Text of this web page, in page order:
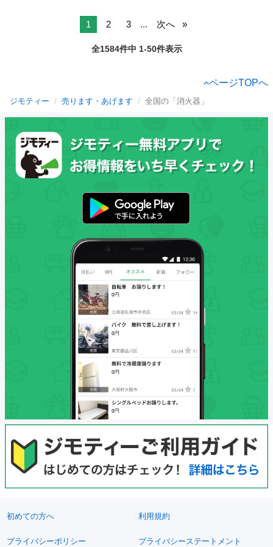
1 2 3 ... 次へ
全1584件中 1-50件表示
ページTOPへ
ジモティー 売ります・あげます 全国の「消火器」
初めての方へ 利用規約
プライバシーポリシー プライバシーステートメント